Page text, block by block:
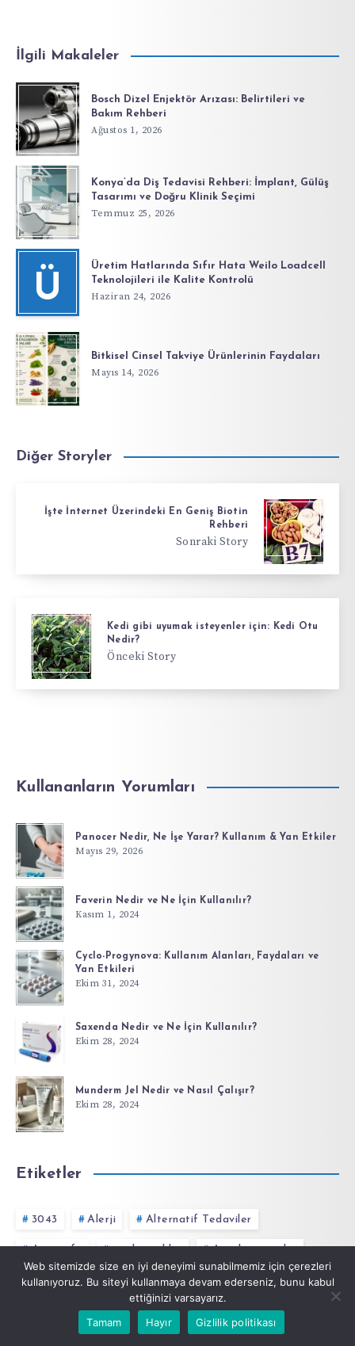
İlgili Makaleler
Bosch Dizel Enjektör Arızası: Belirtileri ve
Bakım Rehberi
Ağustos 1, 2026
Konya’da Diş Tedavisi Rehberi: İmplant, Gülüş
Tasarımı ve Doğru Klinik Seçimi
Temmuz 25, 2026
Ü
Üretim Hatlarında Sıfır Hata Weilo Loadcell
Teknolojileri ile Kalite Kontrolü
Haziran 24, 2026
Bitkisel Cinsel Takviye Ürünlerinin Faydaları
Mayıs 14, 2026
Diğer Storyler
İşte İnternet Üzerindeki En Geniş Biotin
Rehberi
Sonraki Story
Kedi gibi uyumak isteyenler için: Kedi Otu
Nedir?
Önceki Story
Kullananların Yorumları
Panocer Nedir, Ne İşe Yarar? Kullanım & Yan Etkiler
Mayıs 29, 2026
Faverin Nedir ve Ne İçin Kullanılır?
Kasım 1, 2024
Cyclo-Progynova: Kullanım Alanları, Faydaları ve
Yan Etkileri
Ekim 31, 2024
Saxenda Nedir ve Ne İçin Kullanılır?
Ekim 28, 2024
Munderm Jel Nedir ve Nasıl Çalışır?
Ekim 28, 2024
Etiketler
3043 Alerji Alternatif Tedaviler
Anasayfa antibiyotikler Antidepresanlar
Aralıklı Oruç Aromaterapi Bağırsaklar
Başlangıç
Web sitemizde size en iyi deneyimi sunabilmemiz için çerezleri
kullanıyoruz. Bu siteyi kullanmaya devam ederseniz, bunu kabul
ettiğinizi varsayarız.
Tamam
Hayır Gizlilik politikası